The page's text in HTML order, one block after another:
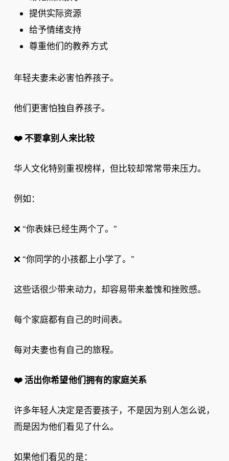
提供实际资源
给予情绪支持
尊重他们的教养方式
年轻夫妻未必害怕养孩子。
他们更害怕独自养孩子。
❤️不要拿别人来比较
华人文化特别重视榜样，但比较却常常带来压力。
例如：
❌ “你表妹已经生两个了。”
❌ “你同学的小孩都上小学了。”
这些话很少带来动力，却容易带来羞愧和挫败感。
每个家庭都有自己的时间表。
每对夫妻也有自己的旅程。
❤️活出你希望他们拥有的家庭关系
许多年轻人决定是否要孩子，不是因为别人怎么说，
而是因为他们看见了什么。
如果他们看见的是：